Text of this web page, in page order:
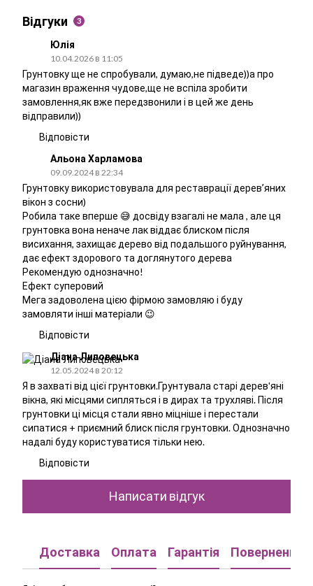
Відгуки 3
Юлія
10.04.2026 в 11:05
Грунтовку ще не спробували, думаю,не підведе))а про
магазин враження чудове,ще не вспіла зробити
замовлення,як вже передзвонили і в цей же день
відправили))
Відповісти
Альона Харламова
09.09.2024 в 22:34
Грунтовку використовувала для реставрації деревʼяних
вікон з сосни)
Робила таке вперше 😅 досвіду взагалі не мала , але ця
грунтовка вона неначе лак віддає блиском після
висихання, захищає дерево від подальшого руйнування,
дає ефект здорового та доглянутого дерева
Рекомендую однозначно!
Ефект суперовий
Мега задоволена цією фірмою замовляю і буду
замовляти інші матеріали 😉
Відповісти
Діана Липовецька
12.05.2024 в 20:12
Я в захваті від цієї грунтовки.Грунтувала старі дерев'яні
вікна, які місцями сипляться і в дирах та трухляві. Після
грунтовки ці місця стали явно міцніше і перестали
сипатися + приємний блиск після грунтовки. Однозначно
надалі буду користуватися тільки нею.
Відповісти
Написати відгук
Доставка Оплата Гарантія Повернення